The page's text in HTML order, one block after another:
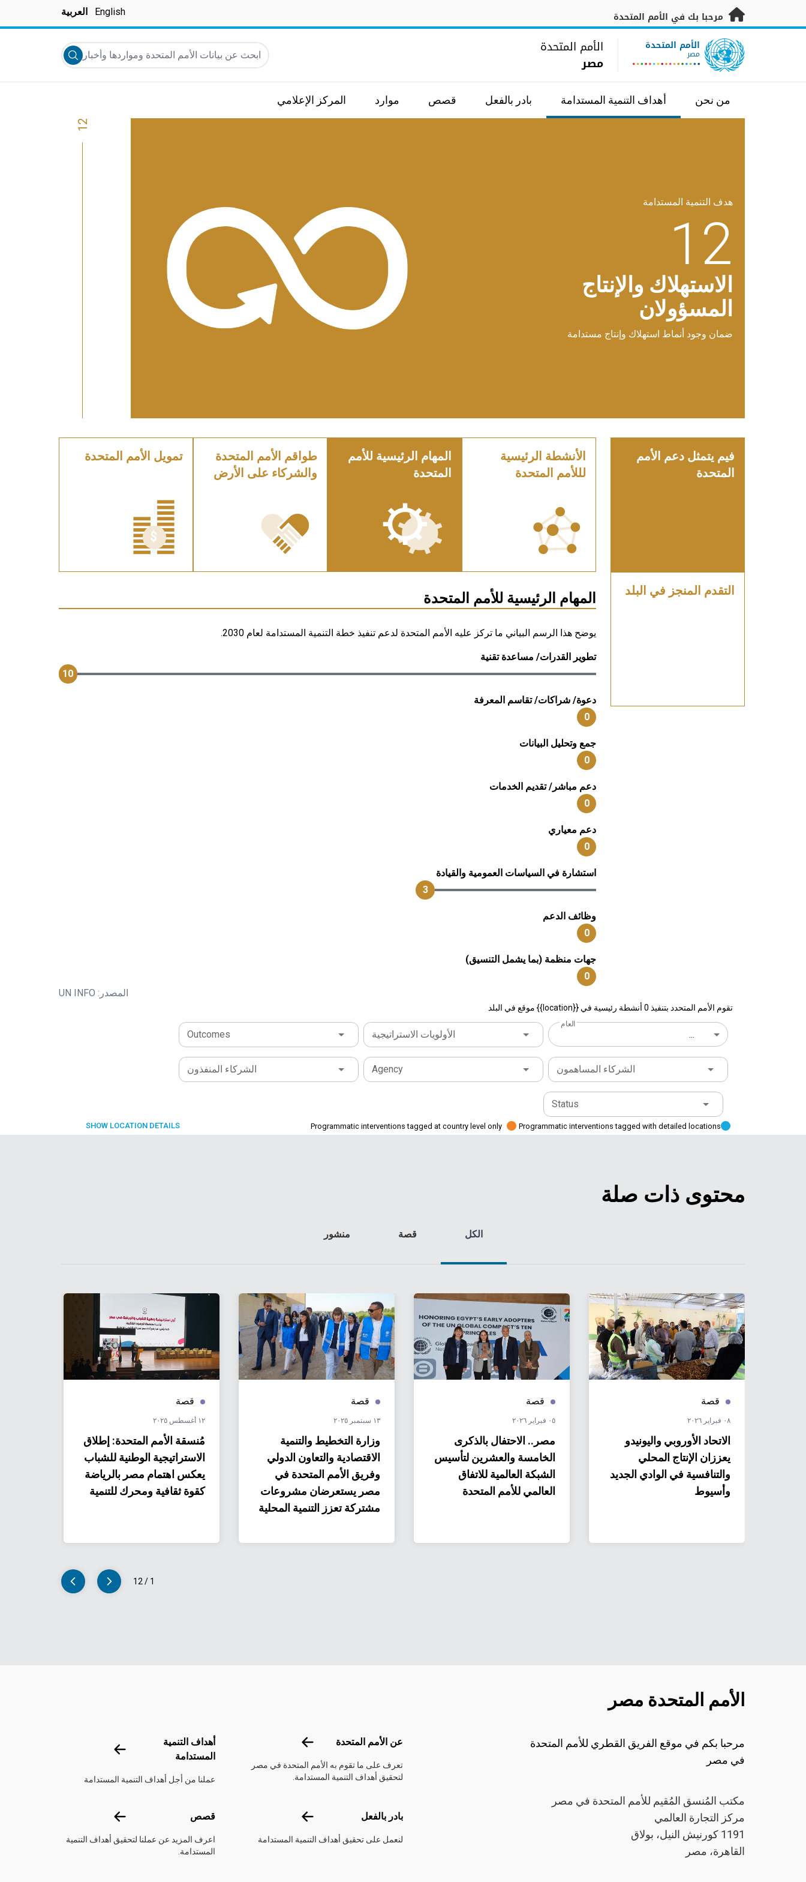
تخطى إلى المحتوى الرئيسي
مرحبا بك في الأمم المتحدة English العربية
UN Logo الأمم المتحدة
مصر
الأمم المتحدة
مصر
ابحث عن بيانات الأمم المتحدة ومواردها وأخبارها والمزيد...
Submit search
من نحن أهداف التنمية المستدامة بادر بالفعل قصص موارد المركز الإعلامي
هدف التنمية المستدامة
12
الاستهلاك والإنتاج
المسؤولان
ضمان وجود أنماط استهلاك وإنتاج مستدامة
12
فيم يتمثل دعم الأمم
المتحدة
التقدم المنجز في البلد
الأنشطة الرئيسية
لللأمم المتحدة
المهام الرئيسية للأمم
المتحدة
طواقم الأمم المتحدة
والشركاء على الأرض
تمويل الأمم المتحدة
المهام الرئيسية للأمم المتحدة
يوضح هذا الرسم البياني ما تركز عليه الأمم المتحدة لدعم تنفيذ خطة التنمية المستدامة لعام 2030.
تطوير القدرات/ مساعدة تقنية
10
دعوة/ شراكات/ تقاسم المعرفة
0
جمع وتحليل البيانات
0
دعم مباشر/ تقديم الخدمات
0
دعم معياري
0
استشارة في السياسات العمومية والقيادة
3
وظائف الدعم
0
جهات منظمة (بما يشمل التنسيق)
0
المصدر: UN INFO
تقوم الأمم المتحدد بتنفيذ 0 أنشطة رئيسية في {{location}} موقع في البلد
العام
... الأولويات الاستراتيجية Outcomes
الشركاء المساهمون Agency الشركاء المنفذون
Status
Programmatic interventions tagged with detailed locations
Programmatic interventions tagged at country level only
SHOW LOCATION DETAILS
محتوى ذات صلة
الكل قصة منشور
قصة
٠٨ فبراير ٢٠٢٦
الاتحاد الأوروبي واليونيدو
يعززان الإنتاج المحلي
والتنافسية في الوادي الجديد
وأسيوط
قصة
٠٥ فبراير ٢٠٢٦
مصر.. الاحتفال بالذكرى
الخامسة والعشرين لتأسيس
الشبكة العالمية للاتفاق
العالمي للأمم المتحدة
قصة
١٣ سبتمبر ٢٠٢٥
وزارة التخطيط والتنمية
الاقتصادية والتعاون الدولي
وفريق الأمم المتحدة في
مصر يستعرضان مشروعات
مشتركة تعزز التنمية المحلية
قصة
١٢ أغسطس ٢٠٢٥
مُنسقة الأمم المتحدة: إطلاق
الاستراتيجية الوطنية للشباب
يعكس اهتمام مصر بالرياضة
كقوة ثقافية ومحرك للتنمية
1
/
12
الأمم المتحدة مصر
مرحبا بكم في موقع الفريق القطري للأمم المتحدة
في مصر
مكتب المُنسق المُقيم للأمم المتحدة في مصر
مركز التجارة العالمي
1191 كورنيش النيل، بولاق
القاهرة، مصر
عن الأمم المتحدة عن الأمم المتحدة
تعرف على ما تقوم به الأمم المتحدة في مصر
لتحقيق أهداف التنمية المستدامة.
أهداف التنمية
المستدامة
أهداف التنمية المستدامة
عملنا من أجل أهداف التنمية المستدامة
بادر بالفعل بادر بالفعل
لنعمل على تحقيق أهداف التنمية المستدامة
قصص قصص
اعرف المزيد عن عملنا لتحقيق أهداف التنمية
المستدامة.